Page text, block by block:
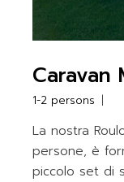
Caravan
1-2 persons
La nostra
persone, è
piccolo set di